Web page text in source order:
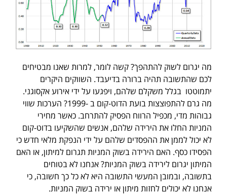
מה יגרום לשוק להתהפך? קשה לומר, למרות שאנו מבטיחים
לכם שהתשובה תהיה ברורה בדיעבד. השווקים היקרים
יתמוטטו בגלל משקלם שלהם, ויפגעו על ידי אירוע אקסוגני.
מה גרם להתפוצצות בועת הדוט-קום ב -1999? הערכות שווי
גבוהות מדי, מכפיל הרווח הפסיק להתרחב. כאשר מחירי
המניות החלו את הירידה שלהם, אנשים שהשקיעו בדוט-קום
לא יכול לממן את ההפסדים שלהם על ידי הנפקת מלאי חדש כי
הפסידו כסף. האם הירידה בשוק המניות תגרום למיתון, או האם
המיתון יגרום לירידה בשוק המניות? אנחנו לא בטוחים
בתשובה, ובמובן המעשי התשובה היא לא כל כך חשובה, כי
אנחנו לא יכולים לחזות מיתון או ירידה בשוק המניות.